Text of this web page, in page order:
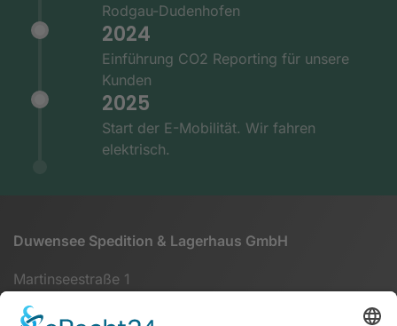
Rodgau-Dudenhofen
2024
Einführung CO2 Reporting für unsere
Kunden
2025
Start der E-Mobilität. Wir fahren
elektrisch.
Duwensee Spedition & Lagerhaus GmbH
Martinseestraße 1